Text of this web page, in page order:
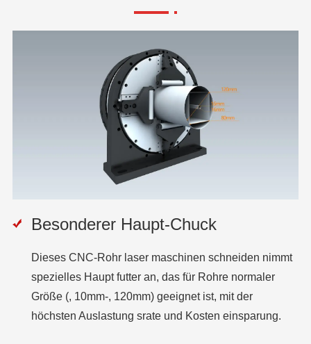
Besonderer Haupt-Chuck
Dieses CNC-Rohr laser maschinen schneiden nimmt
spezielles Haupt futter an, das für Rohre normaler
Größe (, 10mm-, 120mm) geeignet ist, mit der
höchsten Auslastung srate und Kosten einsparung.